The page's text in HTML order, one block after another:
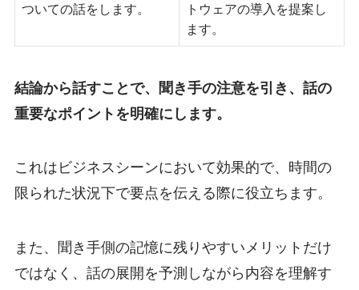
ついての話をします。
トウェアの導入を提案し
ます。
結論から話すことで、聞き手の注意を引き、話の
重要なポイントを明確にします。
これはビジネスシーンにおいて効果的で、時間の
限られた状況下で要点を伝える際に役立ちます。
また、聞き手側の記憶に残りやすいメリットだけ
ではなく、話の展開を予測しながら内容を理解す